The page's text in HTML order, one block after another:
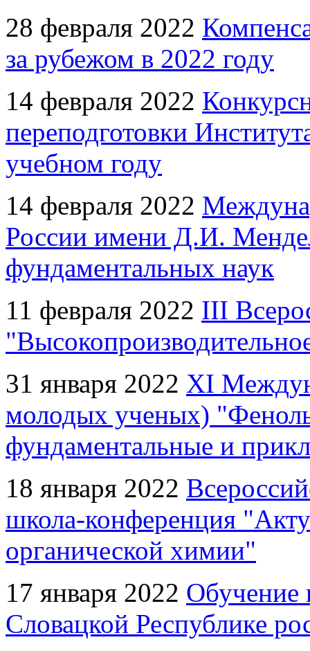
28 февраля 2022
за рубежом в 2022 году
14 февраля 2022
переподготовки
учебном году
14 февраля 2022
России имени Д.И.
фундаментальных наук
11 февраля 2022 III
31 января 2022 XI
молодых ученых)
фундаментальные и
18 января 2022
школа-конференция
органической химии"
17 января 2022 Обучение
Словацкой Республике